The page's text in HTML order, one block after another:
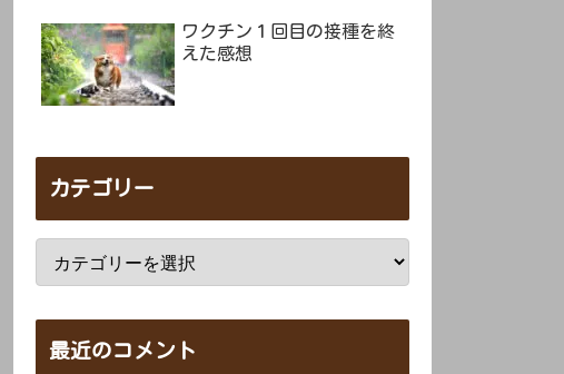
ワクチン１回目の接種を終
えた感想
カテゴリー
最近のコメント